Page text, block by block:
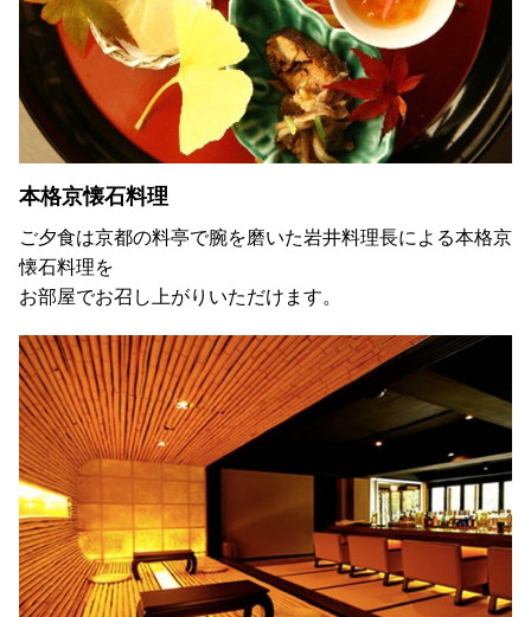
本格京懐石料理
ご夕食は京都の料亭で腕を磨いた岩井料理長による本格京
懐石料理を
お部屋でお召し上がりいただけます。